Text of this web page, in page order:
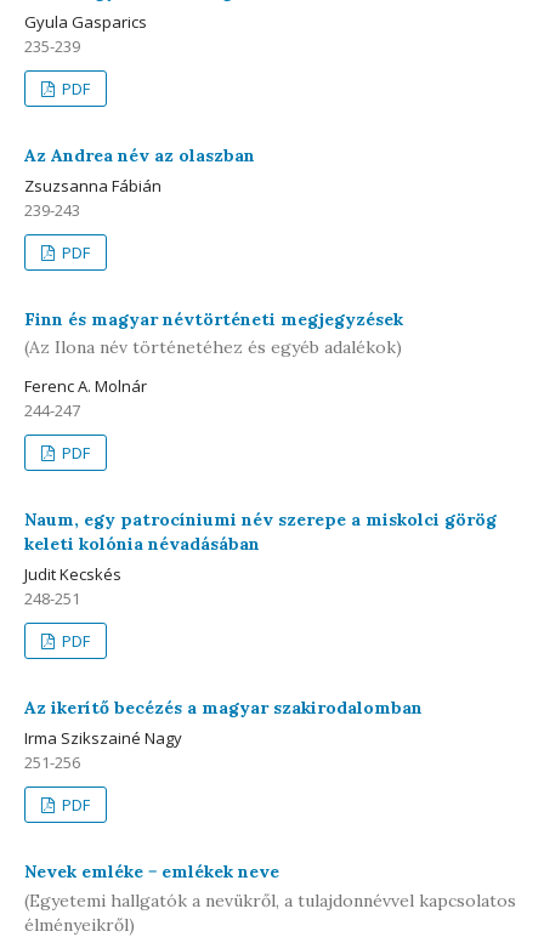
Gyula Gasparics
235-239
PDF
Az Andrea név az olaszban
Zsuzsanna Fábián
239-243
PDF
Finn és magyar névtörténeti megjegyzések
(Az Ilona név történetéhez és egyéb adalékok)
Ferenc A. Molnár
244-247
PDF
Naum, egy patrocíniumi név szerepe a miskolci görög
keleti kolónia névadásában
Judit Kecskés
248-251
PDF
Az ikerítő becézés a magyar szakirodalomban
Irma Szikszainé Nagy
251-256
PDF
Nevek emléke − emlékek neve
(Egyetemi hallgatók a nevükről, a tulajdonnévvel kapcsolatos
élményeikről)